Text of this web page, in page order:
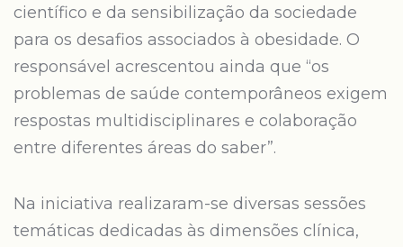
científico e da sensibilização da sociedade
para os desafios associados à obesidade. O
responsável acrescentou ainda que “os
problemas de saúde contemporâneos exigem
respostas multidisciplinares e colaboração
entre diferentes áreas do saber”.
Na iniciativa realizaram-se diversas sessões
temáticas dedicadas às dimensões clínica,